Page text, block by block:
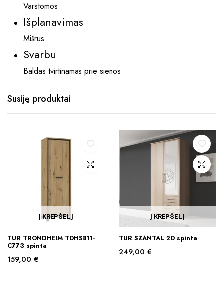
Varstomos
Išplanavimas
Mišrus
Svarbu
Baldas tvirtinamas prie sienos
Susiję produktai
Į KREPŠELĮ
TUR TRONDHEIM TDHS811-
C773 spinta
159,00 €
Į KREPŠELĮ
TUR SZANTAL 2D spinta
249,00 €